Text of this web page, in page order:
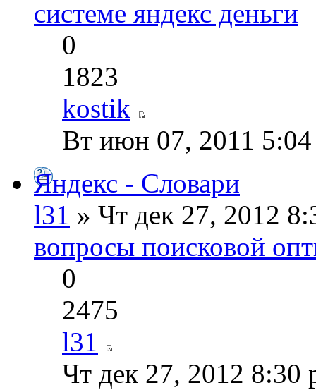
системе яндекс деньги
0
1823
kostik
Вт июн 07, 2011
Яндекс - Словари
l31 » Чт дек 27, 2012
вопросы поисковой
0
2475
l31
Чт дек 27, 2012 8:30